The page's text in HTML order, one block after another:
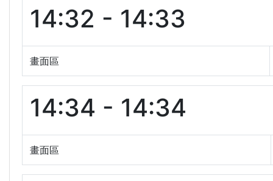
14:32 - 14:33
畫面區
14:34 - 14:34
畫面區